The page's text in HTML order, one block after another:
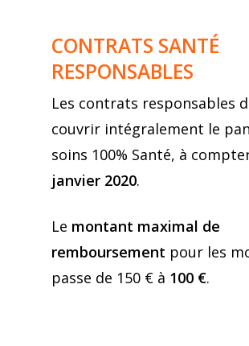
CONTRATS SANTÉ
RESPONSABLES
Les contrats responsables
couvrir intégralement le
soins 100% Santé, à
janvier 2020.
Le montant maximal de
remboursement pour les
passe de 150 € à 100 €.